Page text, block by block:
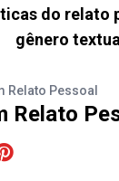
do relato
gênero textual
Relato Pessoal
Relato